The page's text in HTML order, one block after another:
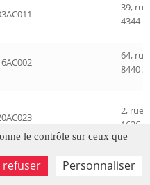
39,
4344
64,
8440
2, rue
1626
14a,
le contrôle sur ceux que
refuser Personnaliser